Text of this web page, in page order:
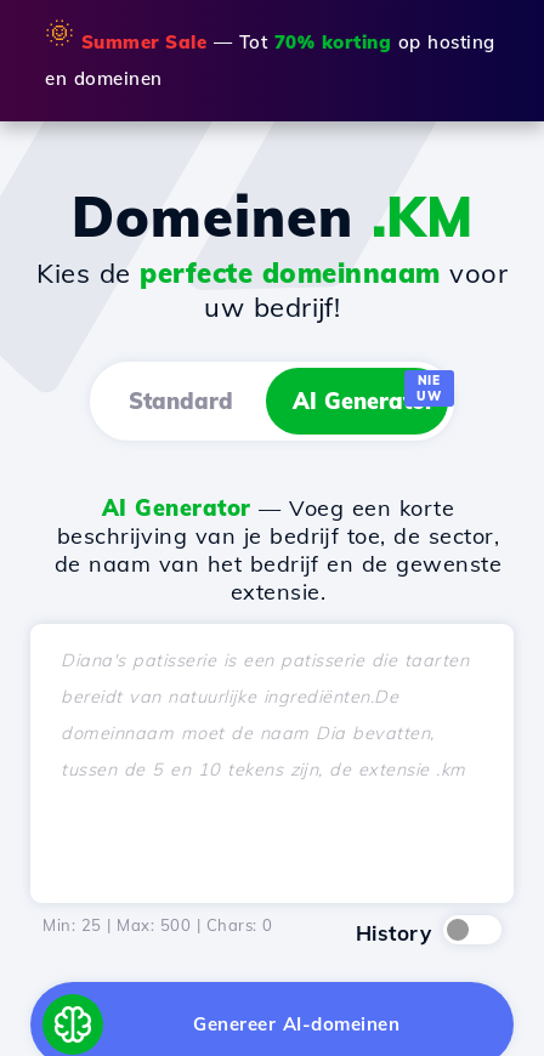
🌞 Summer Sale — Tot 70% korting op hosting
en domeinen
Domeinen .KM
Kies de perfecte domeinnaam voor
uw bedrijf!
Standard AI Generator
NIE
UW
AI Generator — Voeg een korte
beschrijving van je bedrijf toe, de sector,
de naam van het bedrijf en de gewenste
extensie.
Min: 25 | Max: 500 | Chars: 0 History
Genereer AI-domeinen